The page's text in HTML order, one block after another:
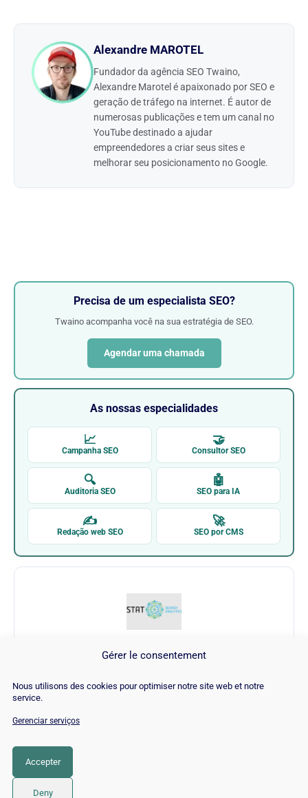
Gérer le consentement
Nous utilisons des cookies pour optimiser notre site web et notre
service.
Gerenciar serviços
Accepter
Deny
Alexandre MAROTEL
Fundador da agência SEO Twaino,
Alexandre Marotel é apaixonado por SEO e
geração de tráfego na internet. É autor de
numerosas publicações e tem um canal no
YouTube destinado a ajudar
empreendedores a criar seus sites e
melhorar seu posicionamento no Google.
Precisa de um especialista SEO?
Twaino acompanha você na sua estratégia de SEO.
Agendar uma chamada
As nossas especialidades
📈
Campanha SEO
🤝
Consultor SEO
🔍
Auditoria SEO
🤖
SEO para IA
✍
Redação web SEO
🚀
SEO por CMS
CATEGORIA